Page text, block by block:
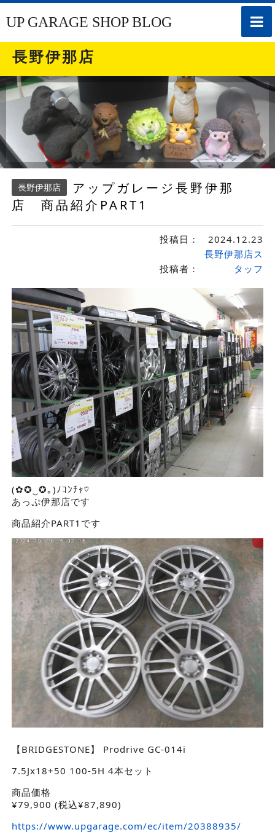
toggle
UP GARAGE SHOP BLOG
長野伊那店
長野伊那店
アップガレージ長野伊那
店 商品紹介PART1
投稿日： 2024.12.23
投稿者：
長野伊那店ス
タッフ
(✿✪‿✪｡)ﾉｺﾝﾁｬ♡
あっぷ伊那店です
商品紹介PART1です
【BRIDGESTONE】 Prodrive GC-014i
7.5Jx18+50 100-5H 4本セット
商品価格
¥79,900 (税込¥87,890)
https://www.upgarage.com/ec/item/20388935/